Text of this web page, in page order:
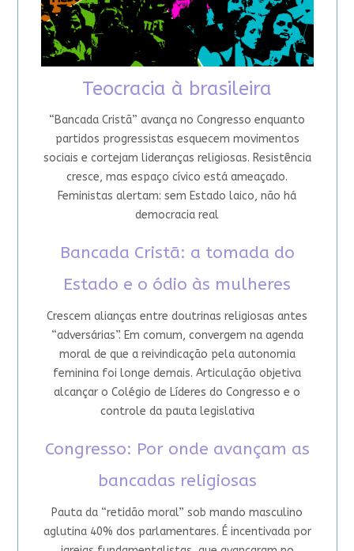
Teocracia à brasileira
“Bancada Cristã” avança no Congresso enquanto
partidos progressistas esquecem movimentos
sociais e cortejam lideranças religiosas. Resistência
cresce, mas espaço cívico está ameaçado.
Feministas alertam: sem Estado laico, não há
democracia real
Bancada Cristã: a tomada do
Estado e o ódio às mulheres
Crescem alianças entre doutrinas religiosas antes
“adversárias”. Em comum, convergem na agenda
moral de que a reivindicação pela autonomia
feminina foi longe demais. Articulação objetiva
alcançar o Colégio de Líderes do Congresso e o
controle da pauta legislativa
Congresso: Por onde avançam as
bancadas religiosas
Pauta da “retidão moral” sob mando masculino
aglutina 40% dos parlamentares. É incentivada por